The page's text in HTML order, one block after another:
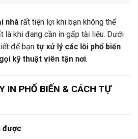
nhà rất tiện lợi khi bạn không thể
là khi đang cần in gấp tài liệu. Dưới
để bạn tự xử lý các lỗi phổ biến
gọi kỹ thuật viên tận nơi.
IN PHỔ BIẾN & CÁCH TỰ
được